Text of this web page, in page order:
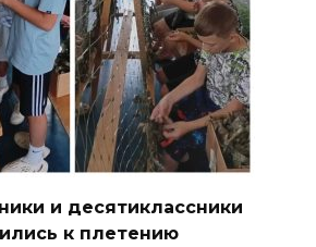
и десятиклассники
к плетению